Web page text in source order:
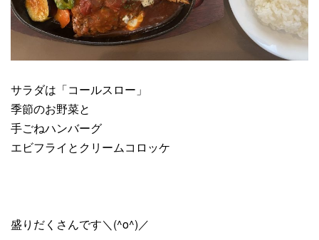
サラダは「コールスロー」
季節のお野菜と
手ごねハンバーグ
エビフライとクリームコロッケ
盛りだくさんです＼(^o^)／